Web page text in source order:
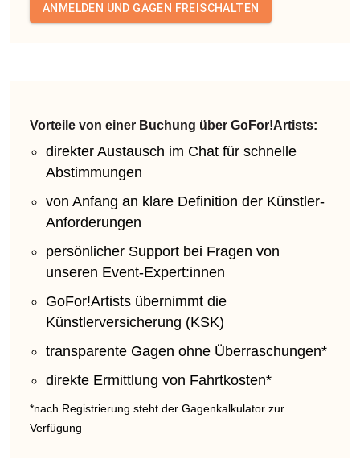
ANMELDEN UND GAGEN FREISCHALTEN
Vorteile von einer Buchung über GoFor!Artists:
direkter Austausch im Chat für schnelle
Abstimmungen
von Anfang an klare Definition der Künstler-
Anforderungen
persönlicher Support bei Fragen von
unseren Event-Expert:innen
GoFor!Artists übernimmt die
Künstlerversicherung (KSK)
transparente Gagen ohne Überraschungen*
direkte Ermittlung von Fahrtkosten*
*nach Registrierung steht der Gagenkalkulator zur
Verfügung